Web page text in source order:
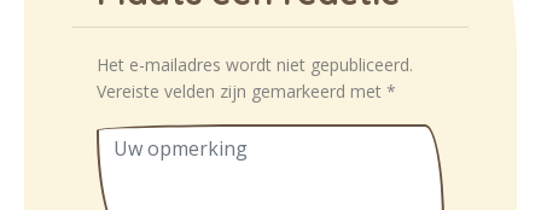
Het e-mailadres wordt niet gepubliceerd.
Vereiste velden zijn gemarkeerd met *